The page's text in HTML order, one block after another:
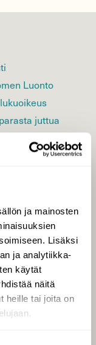
ja mainosten
Lisäksi
ja analytiikka-
käytät
näitä
heille tai joita on
Luonto
juttua
LUONNON­
-lehden
onSuomen
.